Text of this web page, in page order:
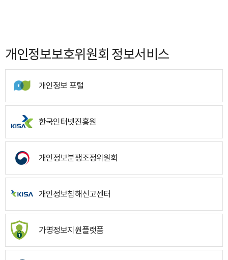
개인정보보호위원회 정보서비스
개인정보 포털
한국인터넷진흥원
개인정보분쟁조정위원회
개인정보침해신고센터
가명정보지원플랫폼